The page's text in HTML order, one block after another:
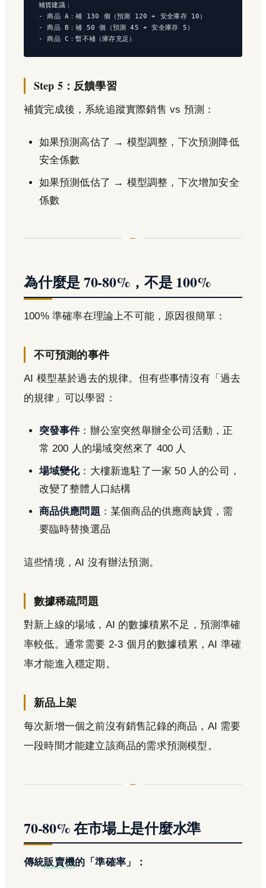
補貨建議：
- 商品 A：補 130 個（預測 120 + 安全庫存 10）
- 商品 B：補 50 個（預測 45 + 安全庫存 5）
Step 5：反饋學習
補貨完成後，系統追蹤實際銷售 vs 預測：
如果預測高估了 → 模型調整，下次預測降低
安全係數
如果預測低估了 → 模型調整，下次增加安全
係數
為什麼是 70-80%，不是 100%
100% 準確率在理論上不可能，原因很簡單：
不可預測的事件
AI 模型基於過去的規律。但有些事情沒有「過去
的規律」可以學習：
突發事件 ：辦公室突然舉辦全公司活動，正
常 200 人的場域突然來了 400 人
場域變化：大樓新進駐了一家 50 人的公司，
改變了整體人口結構
商品供應問題 ：某個商品的供應商缺貨，需
要臨時替換選品
這些情境，AI 沒有辦法預測。
數據稀疏問題
對新上線的場域，AI 的數據積累不足，預測準確
率較低。通常需要 2-3 個月的數據積累，AI 準確
率才能進入穩定期。
新品上架
每次新增一個之前沒有銷售記錄的商品，AI 需要
一段時間才能建立該商品的需求預測模型。
70-80% 在市場上是什麼水準
傳統販賣機的「準確率」：